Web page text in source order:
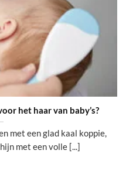
het haar van baby’s?
met een glad kaal koppie,
met een volle [...]